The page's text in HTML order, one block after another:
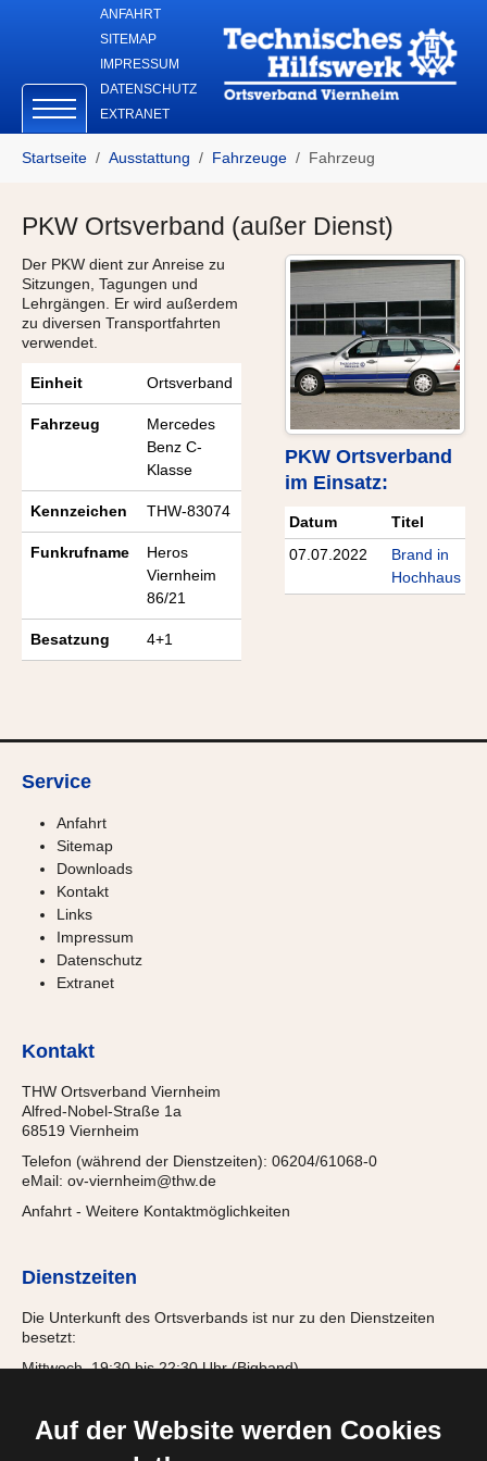
Auf der Website werden Cookies
Skip to main navigation
Zum Hauptinhalt springen
Skip to page footerANFAHRT
SITEMAP
IMPRESSUM
DATENSCHUTZ
EXTRANET
Startseite
Ausstattung Fahrzeuge Fahrzeug
PKW Ortsverband (außer Dienst)
Der PKW dient zur Anreise zu
Sitzungen, Tagungen und
Lehrgängen. Er wird außerdem
zu diversen Transportfahrten
verwendet.
Einheit Ortsverband
Fahrzeug
Mercedes
Benz C-
Klasse
Kennzeichen THW-83074
Funkrufname
Heros
Viernheim
86/21
Besatzung 4+1
PKW Ortsverband
im Einsatz:
Datum
Titel
07.07.2022
Brand in
Hochhaus
Service
Anfahrt
Sitemap
Downloads
Kontakt
Links
Impressum
Datenschutz
Extranet
Kontakt
THW Ortsverband Viernheim
Alfred-Nobel-Straße 1a
68519 Viernheim
Telefon (während der Dienstzeiten): 06204/61068-0
eMail: ov-viernheim@thw.de
Anfahrt - Weitere Kontaktmöglichkeiten
Dienstzeiten
Die Unterkunft des Ortsverbands ist nur zu den Dienstzeiten
besetzt:
Mittwoch, 19:30 bis 22:30 Uhr (Bigband)